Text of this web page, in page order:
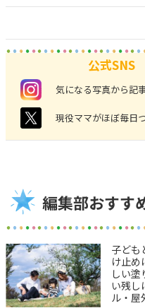
公式SNS
instagram 気になる写真から記
twitter 現役ママがほぼ毎日
編集部おすす
子ども
け止め
しい塗
い残し
ル・屋